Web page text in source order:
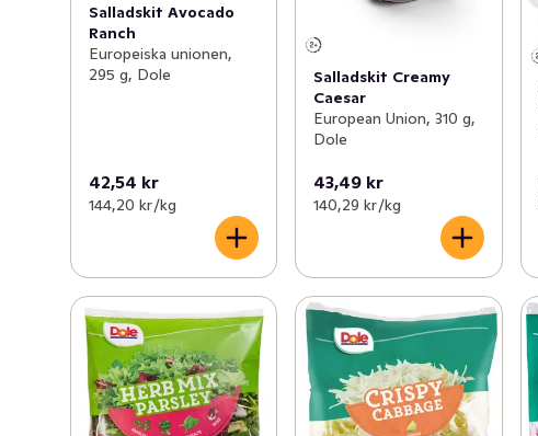
Salladskit Avocado
Ranch
Europeiska unionen,
295 g, Dole
42,54 kr
144,20 kr /kg
Salladskit Creamy
Caesar
European Union, 310 g,
Dole
43,49 kr
140,29 kr /kg